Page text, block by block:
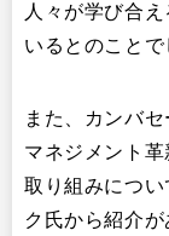
人々が学び合
いるとのことで
また、カンバ
マネジメント
取り組みにつ
ク氏から紹介